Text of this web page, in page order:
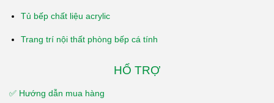
Tủ bếp chất liệu acrylic
Trang trí nội thất phòng bếp cá tính
HỔ TRỢ
✅ Hướng dẫn mua hàng